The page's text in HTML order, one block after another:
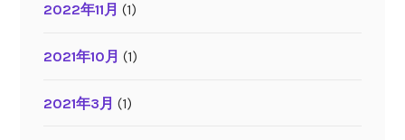
2022年11月 (1)
2021年10月 (1)
2021年3月 (1)